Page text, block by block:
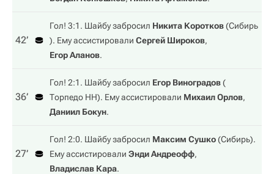
42‎’‎
Гол! 3:1. Шайбу забросил Никита Коротков(Сибирь
). Ему ассистировали Сергей Широков,
Егор Аланов.
36‎’‎
Гол! 2:1. Шайбу забросил Егор Виноградов(
Торпедо НН). Ему ассистировали Михаил Орлов,
Даниил Бокун.
27‎’‎
Гол! 2:0. Шайбу забросил Максим Сушко(Сибирь).
Ему ассистировали Энди Андреофф,
Владислав Кара.